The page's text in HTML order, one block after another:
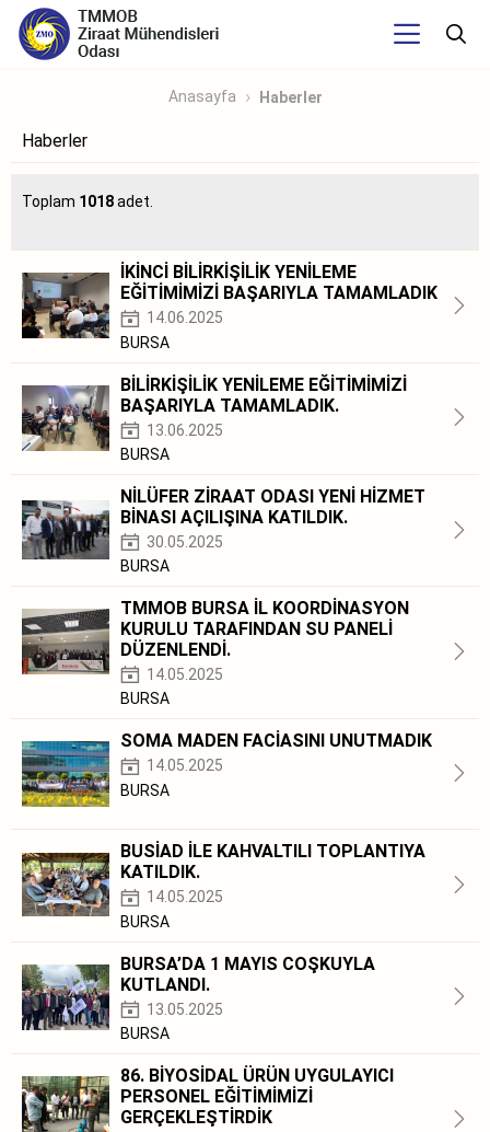
Anasayfa Haberler
Haberler
Toplam 1018adet.
İKİNCİ BİLİRKİŞİLİK YENİLEME
EĞİTİMİMİZİ BAŞARIYLA TAMAMLADIK
14.06.2025
BURSA
BİLİRKİŞİLİK YENİLEME EĞİTİMİMİZİ
BAŞARIYLA TAMAMLADIK.
13.06.2025
BURSA
NİLÜFER ZİRAAT ODASI YENİ HİZMET
BİNASI AÇILIŞINA KATILDIK.
30.05.2025
BURSA
TMMOB BURSA İL KOORDİNASYON
KURULU TARAFINDAN SU PANELİ
DÜZENLENDİ.
14.05.2025
BURSA
SOMA MADEN FACİASINI UNUTMADIK
14.05.2025
BURSA
BUSİAD İLE KAHVALTILI TOPLANTIYA
KATILDIK.
14.05.2025
BURSA
BURSA’DA 1 MAYIS COŞKUYLA
KUTLANDI.
13.05.2025
BURSA
86. BİYOSİDAL ÜRÜN UYGULAYICI
PERSONEL EĞİTİMİMİZİ
GERÇEKLEŞTİRDİK